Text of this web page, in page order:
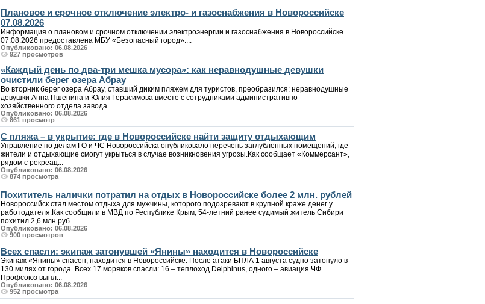
Плановое и срочное отключение электро- и газоснабжения в Новороссийске
07.08.2026
Информация о плановом и срочном отключении электроэнергии и газоснабжения в Новороссийске
07.08.2026 предоставлена МБУ «Безопасный город»....
Опубликовано: 06.08.2026
927 просмотров
«Каждый день по два-три мешка мусора»: как неравнодушные девушки
очистили берег озера Абрау
Во вторник берег озера Абрау, ставший диким пляжем для туристов, преобразился: неравнодушные
девушки Анна Пшенина и Юлия Герасимова вместе с сотрудниками административно-
хозяйственного отдела завода ...
Опубликовано: 06.08.2026
861 просмотр
С пляжа – в укрытие: где в Новороссийске найти защиту отдыхающим
Управление по делам ГО и ЧС Новороссийска опубликовало перечень заглубленных помещений, где
жители и отдыхающие смогут укрыться в случае возникновения угрозы.Как сообщает «Коммерсант»,
рядом с рекреац...
Опубликовано: 06.08.2026
874 просмотра
Похититель налички потратил на отдых в Новороссийске более 2 млн. рублей
Новороссийск стал местом отдыха для мужчины, которого подозревают в крупной краже денег у
работодателя.Как сообщили в МВД по Республике Крым, 54-летний ранее судимый житель Сибири
похитил 2,6 млн руб...
Опубликовано: 06.08.2026
900 просмотров
Всех спасли: экипаж затонувшей «Янины» находится в Новороссийске
Экипаж «Янины» спасен, находится в Новороссийске. После атаки БПЛА 1 августа судно затонуло в
130 милях от города. Всех 17 моряков спасли: 16 – теплоход Delphinus, одного – авиация ЧФ.
Профсоюз выпл...
Опубликовано: 06.08.2026
952 просмотра